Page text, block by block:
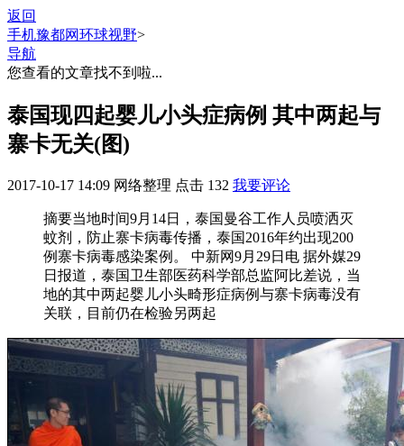
返回
手机豫都网环球视野>
导航
您查看的文章找不到啦...
泰国现四起婴儿小头症病例 其中两起与
寨卡无关(图)
2017-10-17 14:09 网络整理 点击 132 我要评论
摘要当地时间9月14日，泰国曼谷工作人员喷洒灭
蚊剂，防止寨卡病毒传播，泰国2016年约出现200
例寨卡病毒感染案例。 中新网9月29日电 据外媒29
日报道，泰国卫生部医药科学部总监阿比差说，当
地的其中两起婴儿小头畸形症病例与寨卡病毒没有
关联，目前仍在检验另两起